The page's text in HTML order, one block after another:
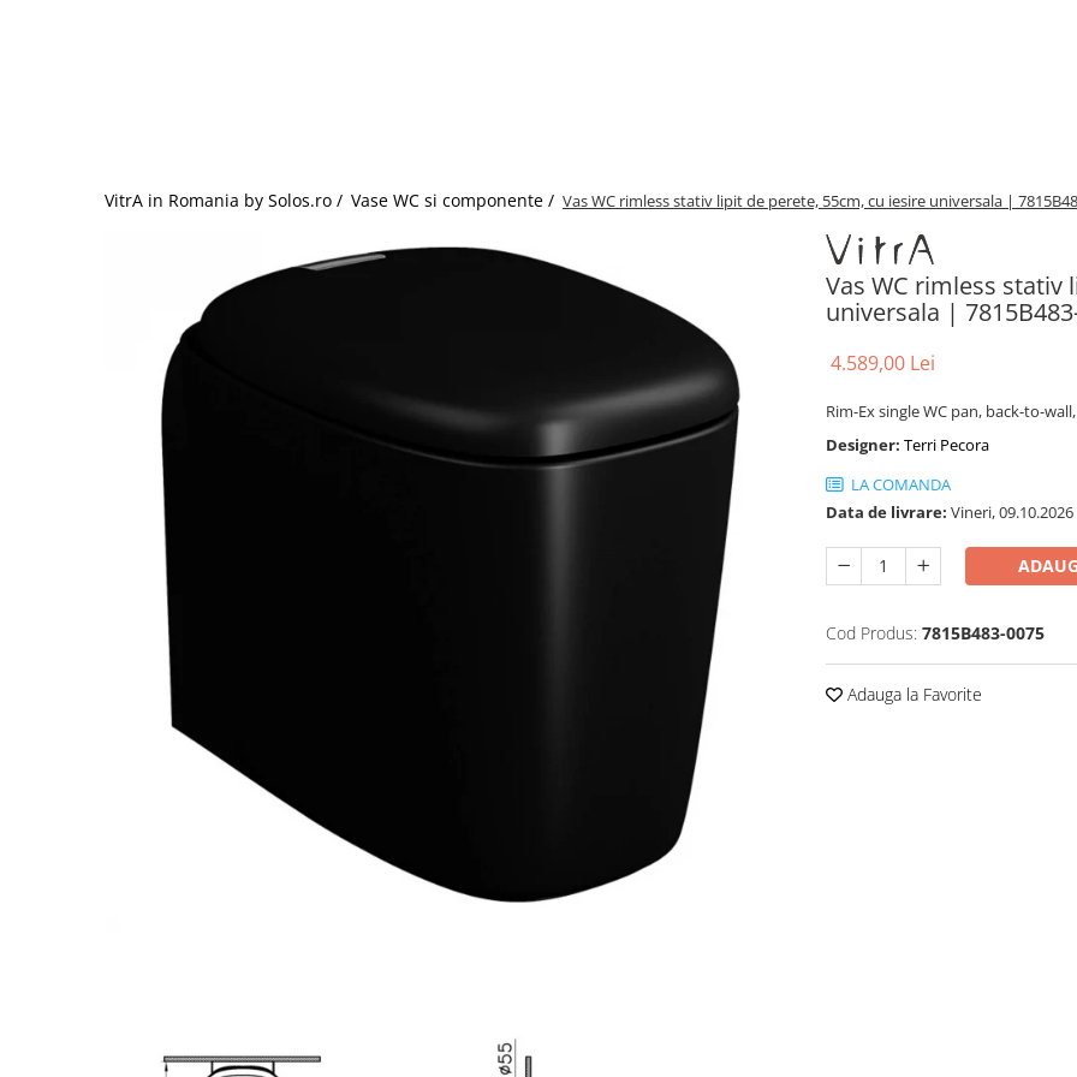
VitrA in Romania by Solos.ro / Vase WC si componente / Vas WC rimless stativ lipit de perete, 55cm, cu iesire universala |
Vas WC rimless stativ
universala |
4.589,00 Lei
Rim-Ex single WC pan, back-to-
Designer: Terri Pecora
LA COMANDA
Data de livrare: Vineri, 09.10.2026
Cod Produs: 7815B483-0075
Adauga la Favorite